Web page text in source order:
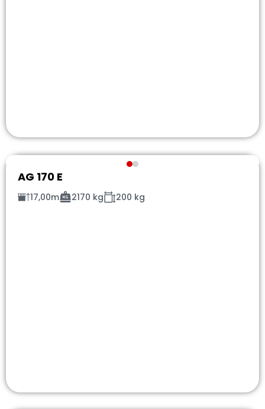
AG 170 E
17,00m 2170 kg 200 kg